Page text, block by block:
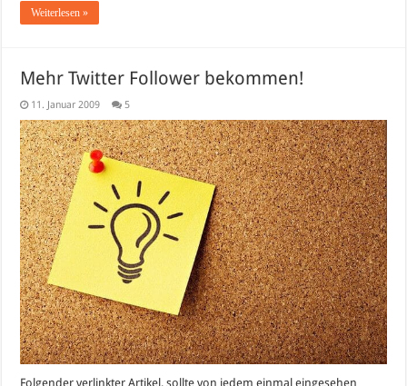
Weiterlesen »
Mehr Twitter Follower bekommen!
11. Januar 2009 5
Folgender verlinkter Artikel, sollte von jedem einmal eingesehen